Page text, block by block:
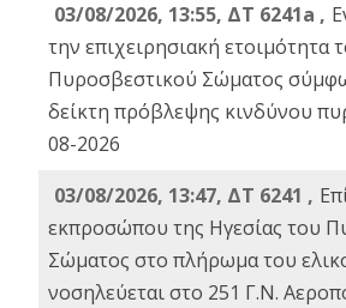
03/08/2026, 13:55, ΔΤ 6241a ,
την επιχειρησιακή ετοιμότητα
Πυροσβεστικού Σώματος
δείκτη πρόβλεψης κινδύνου
08-2026
03/08/2026, 13:47, ΔΤ 6241 ,
εκπροσώπου της Ηγεσίας του
Σώματος στο πλήρωμα του
νοσηλεύεται στο 251 Γ.Ν.